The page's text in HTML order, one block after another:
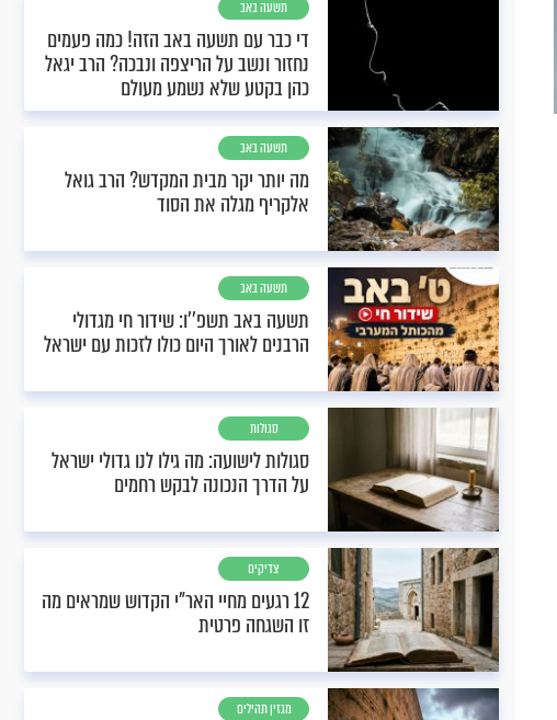
תשעה באב
די כבר עם תשעה באב הזה! כמה פעמים
נחזור ונשב על הריצפה ונבכה? הרב יגאל
כהן בקטע שלא נשמע מעולם
תשעה באב
מה יותר יקר מבית המקדש? הרב גואל
אלקריף מגלה את הסוד
תשעה באב
תשעה באב תשפ''ו: שידור חי מגדולי
הרבנים לאורך היום כולו לזכות עם ישראל
סגולות
סגולות לישועה: מה גילו לנו גדולי ישראל
על הדרך הנכונה לבקש רחמים
צדיקים
12 רגעים מחיי האר"י הקדוש שמראים מה
זו השגחה פרטית
מגזין תהילים